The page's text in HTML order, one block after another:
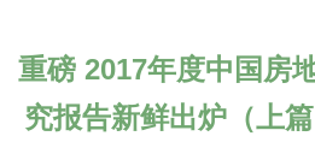
重磅 2017年度中国房
究报告新鲜出炉（上